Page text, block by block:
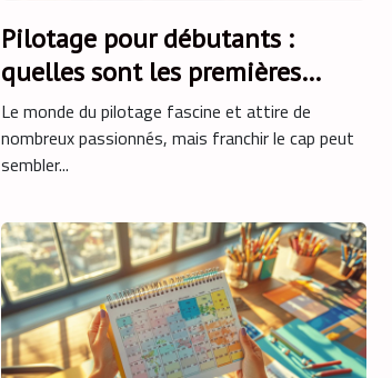
Pilotage pour débutants :
quelles sont les premières
étapes ?
Le monde du pilotage fascine et attire de
nombreux passionnés, mais franchir le cap peut
sembler...